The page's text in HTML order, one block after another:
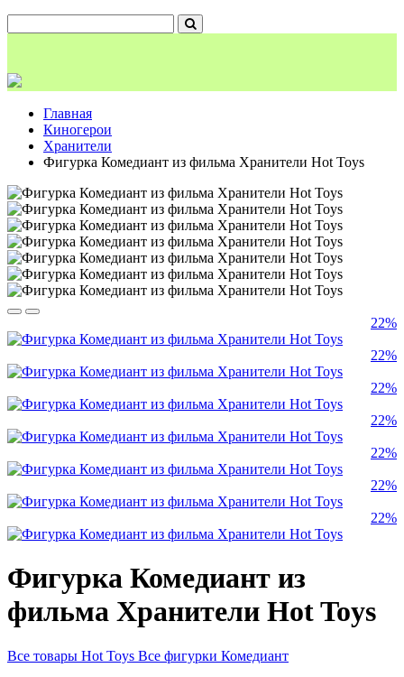
Главная
Киногерои
Хранители
Фигурка Комедиант из фильма Хранители Hot Toys
22%
22%
22%
22%
22%
22%
22%
Фигурка Комедиант из
фильма Хранители Hot Toys
Все товары Hot Toys Все фигурки Комедиант